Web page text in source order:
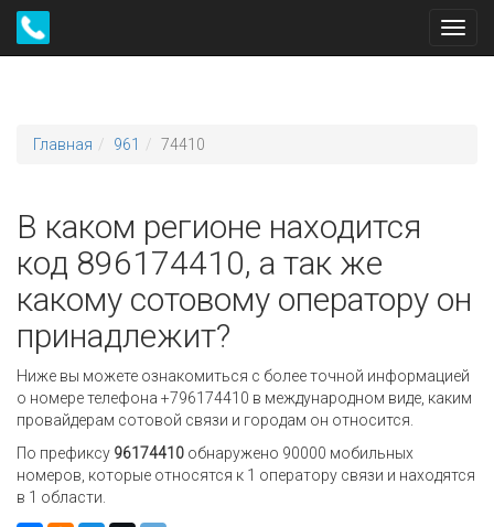
Главная 961 74410
В каком регионе находится
код 896174410, а так же
какому сотовому оператору он
принадлежит?
Ниже вы можете ознакомиться с более точной информацией
о номере телефона +796174410 в международном виде, каким
провайдерам сотовой связи и городам он относится.
По префиксу 96174410 обнаружено 90000 мобильных
номеров, которые относятся к 1 оператору связи и находятся
в 1 области.